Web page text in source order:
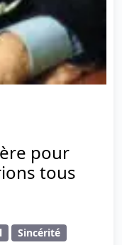
pour
tous
Sincérité